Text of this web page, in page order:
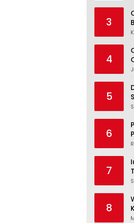
3
4
5
6
7
8